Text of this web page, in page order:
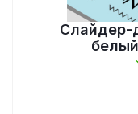
Слайдер-